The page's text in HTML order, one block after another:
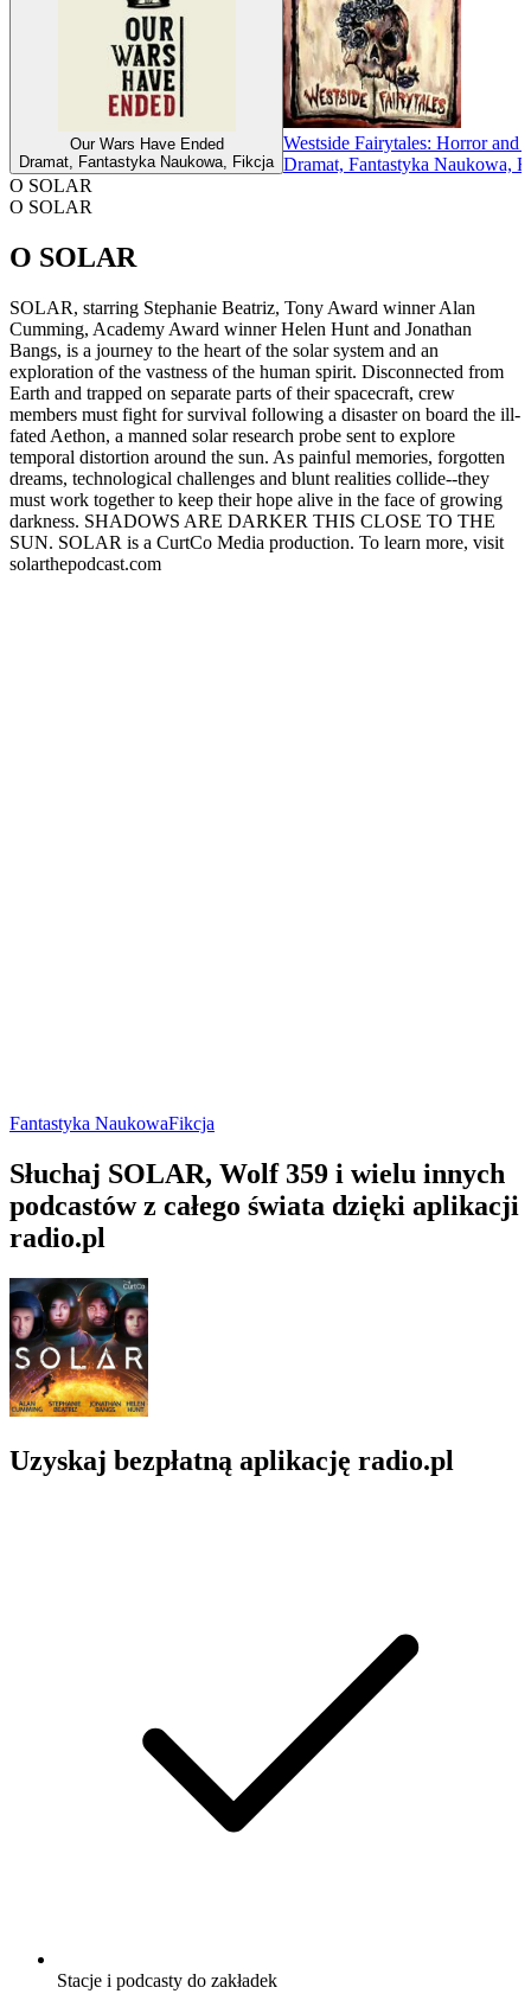
Our Wars Have Ended
Dramat, Fantastyka Naukowa, Fikcja
Westside Fairytales: Horror and
Dramat, Fantastyka Naukowa,
O SOLAR
O SOLAR
O SOLAR
SOLAR, starring Stephanie Beatriz, Tony Award winner Alan
Cumming, Academy Award winner Helen Hunt and Jonathan
Bangs, is a journey to the heart of the solar system and an
exploration of the vastness of the human spirit. Disconnected from
Earth and trapped on separate parts of their spacecraft, crew
members must fight for survival following a disaster on board the ill-
fated Aethon, a manned solar research probe sent to explore
temporal distortion around the sun. As painful memories, forgotten
dreams, technological challenges and blunt realities collide--they
must work together to keep their hope alive in the face of growing
darkness. SHADOWS ARE DARKER THIS CLOSE TO THE
SUN. SOLAR is a CurtCo Media production. To learn more, visit
solarthepodcast.com
Fantastyka NaukowaFikcja
Słuchaj SOLAR, Wolf 359 i wielu innych
podcastów z całego świata dzięki aplikacji
radio.pl
Uzyskaj bezpłatną aplikację radio.pl
Stacje i podcasty do zakładek